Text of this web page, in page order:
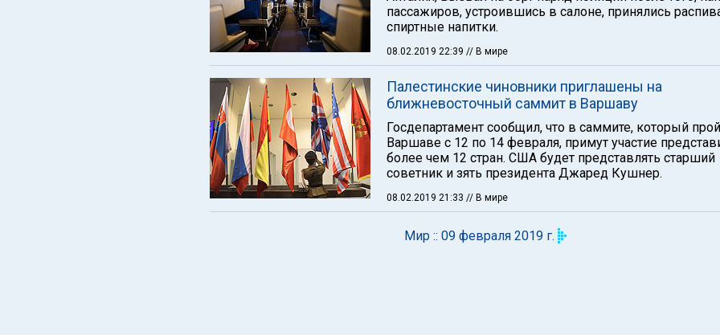
пассажиров, устроившись в салоне, принялись
спиртные напитки.
08.02.2019 22:39 // В мире
Палестинские чиновники приглашены на
ближневосточный саммит в Варшаву
Госдепартамент сообщил, что в саммите, который
Варшаве с 12 по 14 февраля, примут участие
более чем 12 стран. США будет представлять старший
советник и зять президента Джаред Кушнер.
08.02.2019 21:33 // В мире
Мир :: 09 февраля 2019 г.